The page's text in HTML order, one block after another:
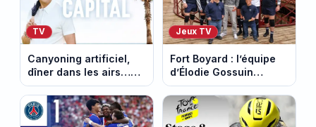
TV
Canyoning artificiel,
dîner dans les airs…
les loisirs les plus fous
passés au crible dans
Capital
Jeux TV
Fort Boyard : l’équipe
d’Élodie Gossuin
termine avec une belle
somme pour l'Unicef et
le Refuge